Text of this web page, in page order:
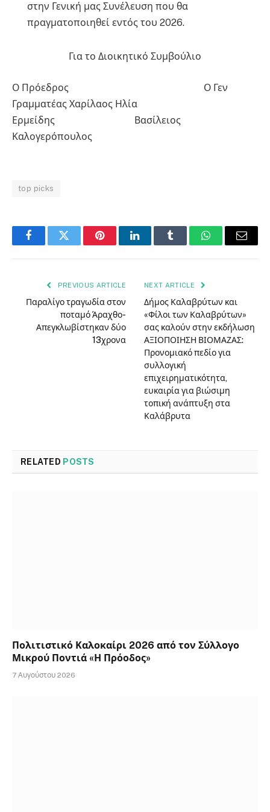
στην Γενική μας Συνέλευση που θα
πραγματοποιηθεί εντός του 2026.
Για το Διοικητικό Συμβούλιο
Ο Πρόεδρος Ο Γεν
Γραμματέας Χαρίλαος Ηλία
Ερμείδης Βασίλειος
Καλογερόπουλος
top picks
FacebookTwitter PinterestLinkedInTumblr WhatsAppEmail
PREVIOUS ARTICLE
Παραλίγο τραγωδία στον
ποταμό Άραχθο-
Απεγκλωβίστηκαν δύο
13χρονα
NEXT ARTICLE
Δήμος Καλαβρύτων και
«Φίλοι των Καλαβρύτων»
σας καλούν στην εκδήλωση
ΑΞΙΟΠΟΙΗΣΗ ΒΙΟΜΑΖΑΣ:
Προνομιακό πεδίο για
συλλογική
επιχειρηματικότητα,
ευκαιρία για βιώσιμη
τοπική ανάπτυξη στα
Καλάβρυτα
RELATED POSTS
Πολιτιστικό Καλοκαίρι 2026 από τον Σύλλογο
Μικρού Ποντιά «Η Πρόοδος»
7 Αυγούστου 2026